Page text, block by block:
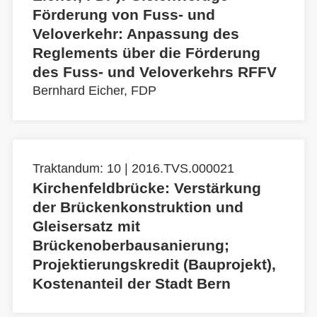
Förderung von Fuss- und
Veloverkehr: Anpassung des
Reglements über die Förderung
des Fuss- und Veloverkehrs RFFV
Bernhard Eicher, FDP
Traktandum: 10 | 2016.TVS.000021
Kirchenfeldbrücke: Verstärkung
der Brückenkonstruktion und
Gleisersatz mit
Brückenoberbausanierung;
Projektierungskredit (Bauprojekt),
Kostenanteil der Stadt Bern